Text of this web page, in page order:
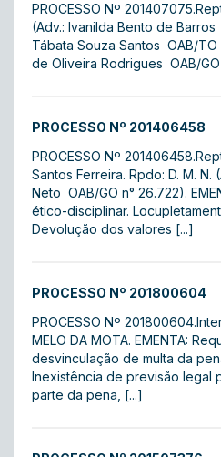
PROCESSO Nº
(Adv.: Ivanilda Bento de Barros
Tábata Souza Santos  OAB/
de Oliveira Rodrigues  OAB/
PROCESSO Nº 201406458
PROCESSO Nº
Santos Ferreira. Rpdo: D. M. N.
Neto  OAB/GO n° 26.722).
ético-disciplinar.
Devolução dos valores [...]
PROCESSO Nº 201800604
PROCESSO Nº
MELO DA MOTA. EMENTA:
desvinculação de multa da
Inexistência de previsão legal
parte da pena, [...]